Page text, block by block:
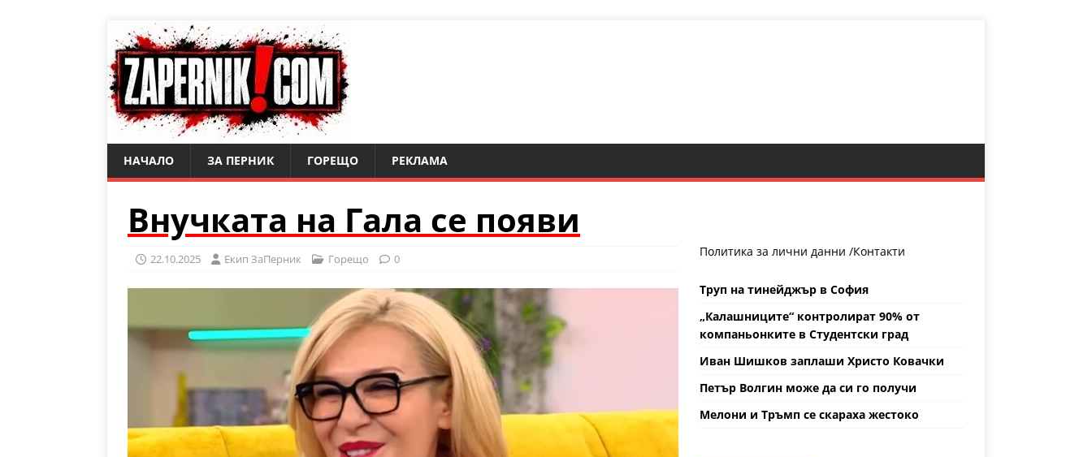
НАЧАЛО ЗА ПЕРНИК ГОРЕЩО РЕКЛАМА
Внучката на Гала се появи
22.10.2025 Eкип ЗаПерник Горещо 0 Политика за лични данни /Контакти
Труп на тинейджър в София
„Калашниците“ контролират 90% от
компаньонките в Студентски град
Иван Шишков заплаши Христо Ковачки
Петър Волгин може да си го получи
Мелони и Тръмп се скараха жестоко